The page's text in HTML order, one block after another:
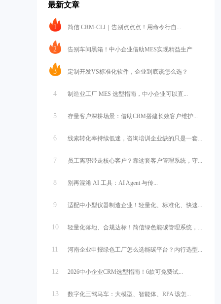
最新文章
1 简信 CRM-CLI｜告别点点点！用命令行自...
2 告别车间黑箱！中小企业借助MES实现精益生产
3 定制开发VS标准化软件，企业到底该怎么选？
4 制造业工厂 MES 选型指南，中小企业可以直...
5 存量客户深耕场景：借助CRM搭建长效客户维护...
6 线索转化率持续低迷，咨询培训企业缺的只是一套...
7 员工离职带走核心客户？靠这套客户管理系统，守...
8 别再混淆 AI 工具：AI Agent 与传...
9 适配中小型仪器制造企业！轻量化、标准化、快速...
10 轻量化落地、合规达标！简信绿色能碳管理系统，...
11 河南企业申报绿色工厂怎么选能碳平台？内行选型...
12 2026中小企业CRM选型指南！6款可免费试...
13 数字化三驾马车：大模型、智能体、RPA 该怎...